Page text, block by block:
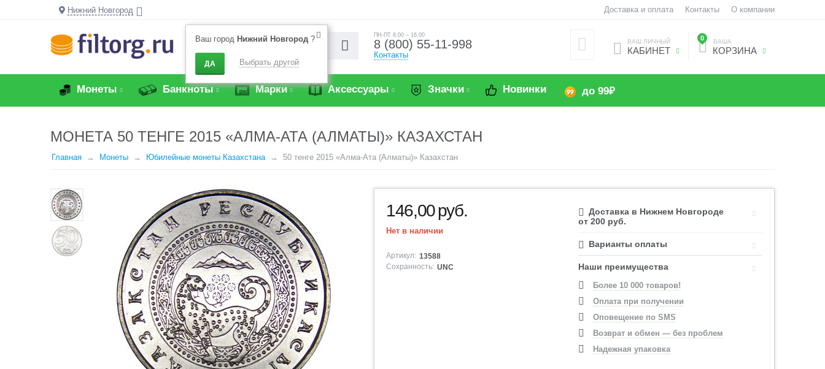
Нижний Новгород
Ваш город Нижний Новгород ?
ДА Выбрать другой
Доставка и оплата Контакты О компании
ПН-ПТ 8.00 – 16.00
8 (800) 55-11-998
Контакты
0 ВАША
КОРЗИНА
ВАШ ЛИЧНЫЙ
КАБИНЕТ
Монеты Банкноты Марки Аксессуары Значки Новинки до 99₽
МОНЕТА 50 ТЕНГЕ 2015 «АЛМА-АТА (АЛМАТЫ)» КАЗАХСТАН
Главная Монеты Юбилейные монеты Казахстана 50 тенге 2015 «Алма-Ата (Алматы)» Казахстан
146,00руб.
Нет в наличии
Артикул: 13588
Сохранность: UNC
Доставка в Нижнем Новгороде
от 200 руб.
Варианты оплаты
Наши преимущества
Более 10 000 товаров!
Оплата при получении
Оповещение по SMS
Возврат и обмен — без проблем
Надежная упаковка